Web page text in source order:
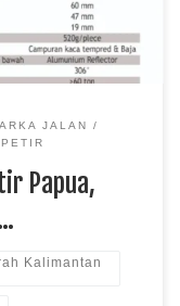
JALAN
Papua,
Kalimantan